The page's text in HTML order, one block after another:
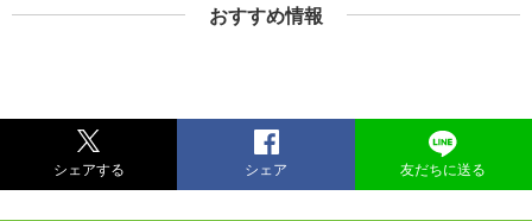
おすすめ情報
シェアする シェア 友だちに送る